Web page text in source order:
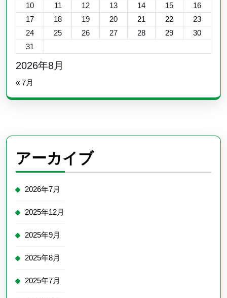
2026年8月
10
11 12 13 14 15
16
17
18 19 20 21 22
23
24
25 26 27 28 29
30
31
« 7月
アーカイブ
2026年7月
2025年12月
2025年9月
2025年8月
2025年7月